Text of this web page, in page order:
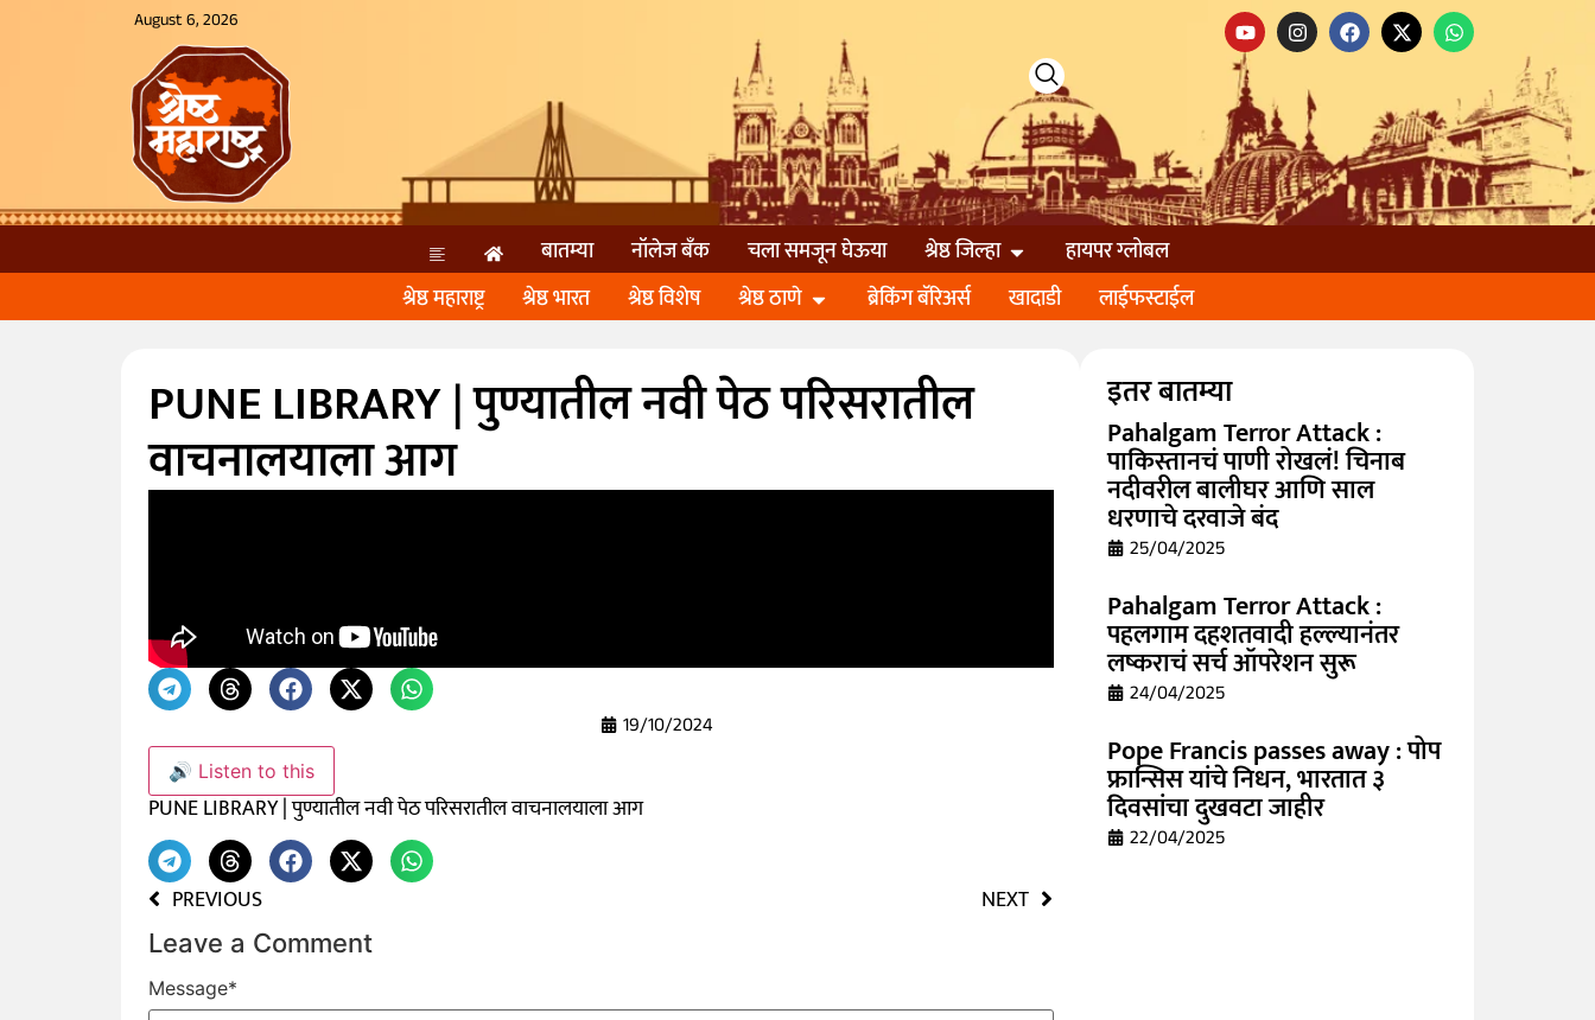
August 6, 2026
बातम्या नॉलेज बॅंक चला समजून घेऊया श्रेष्ठ जिल्हा
हायपर ग्लोबल
श्रेष्ठ महाराष्ट्र
श्रेष्ठ भारत श्रेष्ठ विशेष श्रेष्ठ ठाणे ब्रेकिंग बॅरिअर्स खादाडी लाईफस्टाईल
PUNE LIBRARY | पुण्यातील नवी पेठ परिसरातील
वाचनालयाला आग
19/10/2024
🔊 Listen to this
PUNE LIBRARY | पुण्यातील नवी पेठ परिसरातील वाचनालयाला आग
PREVIOUS NEXT
Leave a Comment
Message*
इतर बातम्या
Pahalgam Terror Attack :
पाकिस्तानचं पाणी रोखलं! चिनाब
नदीवरील बालीघर आणि साल
धरणाचे दरवाजे बंद
25/04/2025
Pahalgam Terror Attack :
पहलगाम दहशतवादी हल्ल्यानंतर
लष्कराचं सर्च ऑपरेशन सुरू
24/04/2025
Pope Francis passes away : पोप
फ्रान्सिस यांचे निधन, भारतात ३
दिवसांचा दुखवटा जाहीर
22/04/2025